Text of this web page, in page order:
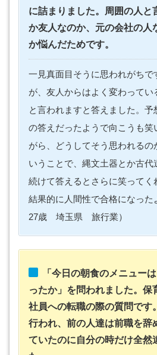
に詰まりました。周囲の人と
か友人なのか、元の会社の人
か悩んだためです。
一見真面目そうに思われがちで
が、友人からはよく変わってい
と言われますと答えました。予
の答えだったようで向こうも笑
がら、どうしてそう思われるの
いうことで、縄文土器とか古代
続けて答えるとさらに笑ってく
結果的に人間性で合格になっ
27歳 埼玉県 旅行業）
「今日の朝食のメニュー
ったか」を問われました。保
社員への転職の際の質問です
行われ、前の人達は前職を辞
ていたのに自分の時だけ全然